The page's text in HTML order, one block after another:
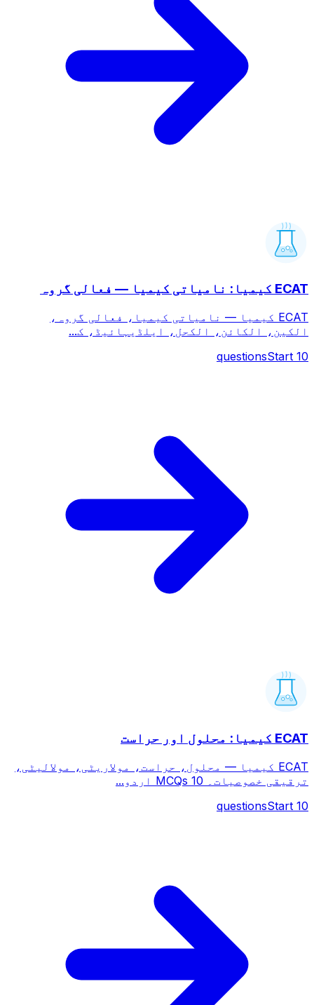
ECAT کیمیا: نامیاتی کیمیا — فعالی گروہ
ECAT کیمیا — نامیاتی کیمیا، فعالی گروہ،
الکین، الکائن، الکحل، ایلڈیہائیڈ، ک...
10
questionsStart
ECAT کیمیا: محلول اور حراست
ECAT کیمیا — محلول، حراست، مولاریٹی، مولالیٹی،
ترقیقی خصوصیات۔ 10 MCQs اردو...
10
questionsStart